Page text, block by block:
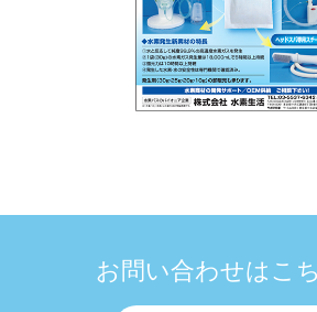
お問い合わせはこ